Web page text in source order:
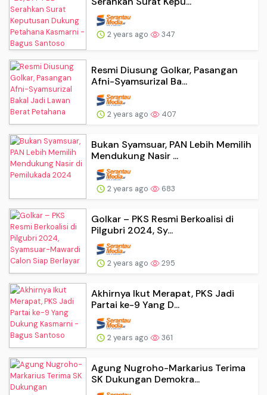
2 years ago 347
Resmi Diusung Golkar, Pasangan
Afni-Syamsurizal Ba...
2 years ago 407
Bukan Syamsuar, PAN Lebih Memilih
Mendukung Nasir ...
2 years ago 683
Golkar – PKS Resmi Berkoalisi di
Pilgubri 2024, Sy...
2 years ago 295
Akhirnya Ikut Merapat, PKS Jadi
Partai ke-9 Yang D...
2 years ago 361
Agung Nugroho-Markarius Terima
SK Dukungan Demokra...